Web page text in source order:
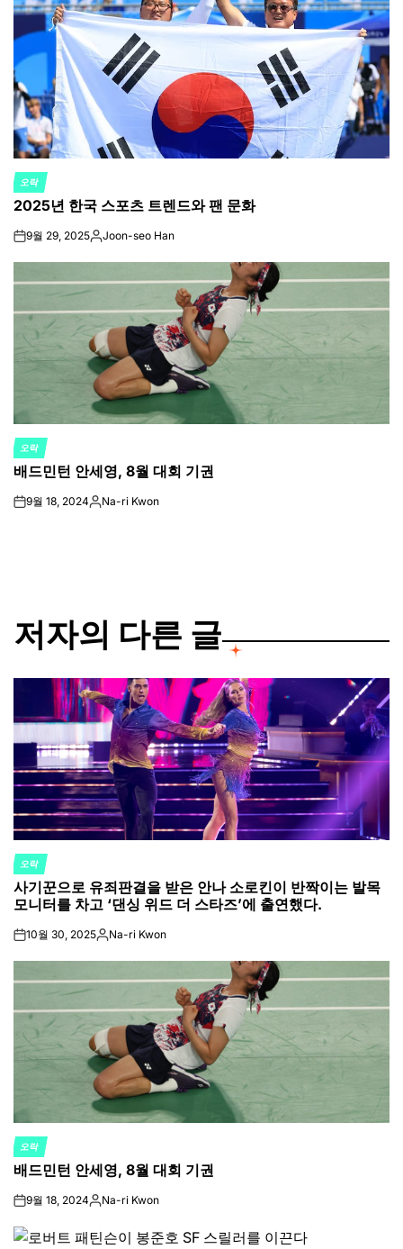
POSTED
IN
오락
2025년 한국 스포츠 트렌드와 팬 문화
on9월 29, 2025Posted
Joon-seo Han
POSTED
IN
오락
배드민턴 안세영, 8월 대회 기권
on9월 18, 2024Posted
Na-ri Kwon
저자의 다른 글
POSTED
IN
오락
사기꾼으로 유죄판결을 받은 안나 소로킨이 반짝이는 발목
모니터를 차고 ‘댄싱 위드 더 스타즈’에 출연했다.
on10월 30, 2025Posted
Na-ri Kwon
POSTED
IN
오락
배드민턴 안세영, 8월 대회 기권
on9월 18, 2024Posted
Na-ri Kwon